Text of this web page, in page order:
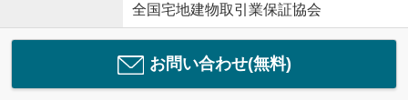
全国宅地建物取引業保証協会
お問い合わせ(無料)